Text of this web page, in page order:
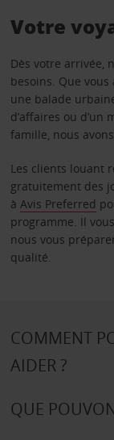
Votre
Dès votre arrivée,
besoins. Que
une balade
d’affaires ou d’un
famille, nous
Les clients louant
gratuitement des
à Avis Preferred
programme. Il
nous vous
qualité.
COMMENT
AIDER ?
QUE